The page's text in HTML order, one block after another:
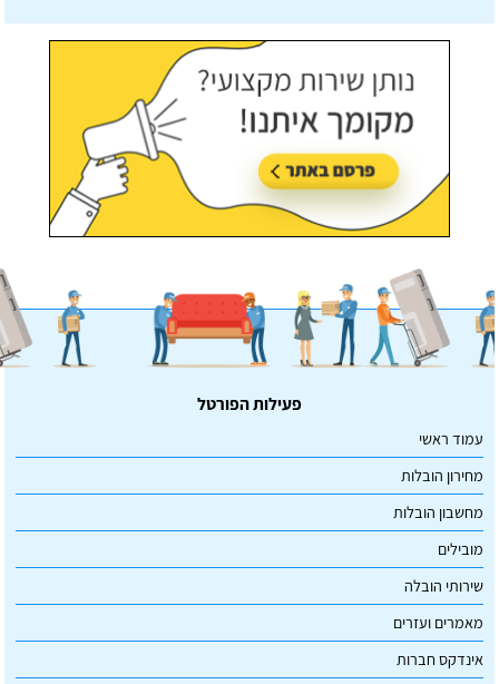
פעילות הפורטל
עמוד ראשי
מחירון הובלות
מחשבון הובלות
מובילים
שירותי הובלה
מאמרים ועזרים
אינדקס חברות